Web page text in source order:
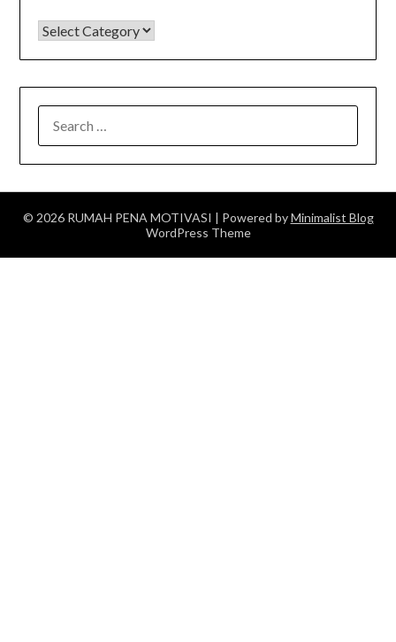
KATEGORI
FOR:
© 2026 RUMAH PENA MOTIVASI | Powered byMinimalist Blog
WordPress Theme